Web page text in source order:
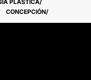
PLÁSTICA
CONCEPCIÓN